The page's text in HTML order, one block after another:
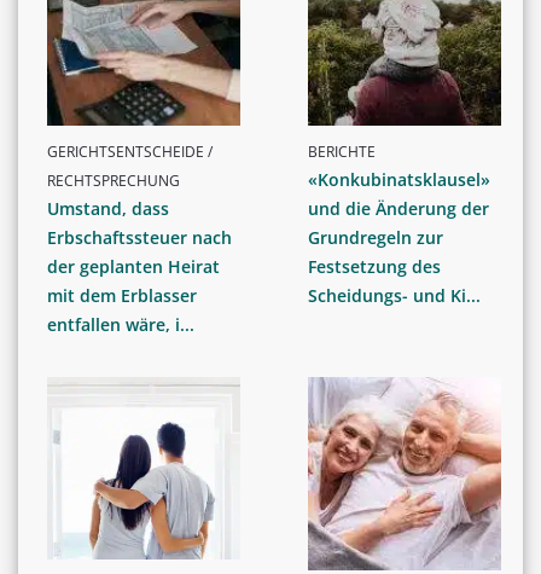
GERICHTSENTSCHEIDE /
RECHTSPRECHUNG
Umstand, dass
Erbschaftssteuer nach
der geplanten Heirat
mit dem Erblasser
entfallen wäre, i...
BERICHTE
«Konkubinatsklausel»
und die Änderung der
Grundregeln zur
Festsetzung des
Scheidungs- und Ki...